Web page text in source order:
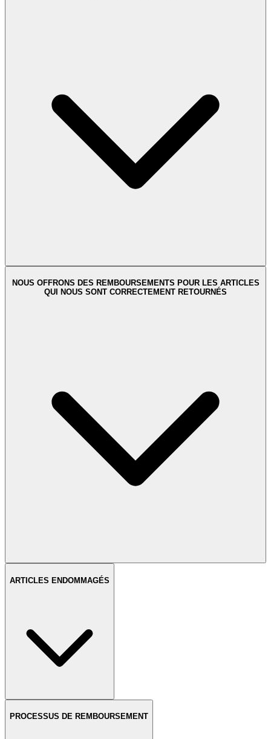
NOUS OFFRONS DES REMBOURSEMENTS POUR LES ARTICLES
QUI NOUS SONT CORRECTEMENT RETOURNÉS
ARTICLES ENDOMMAGÉS
PROCESSUS DE REMBOURSEMENT